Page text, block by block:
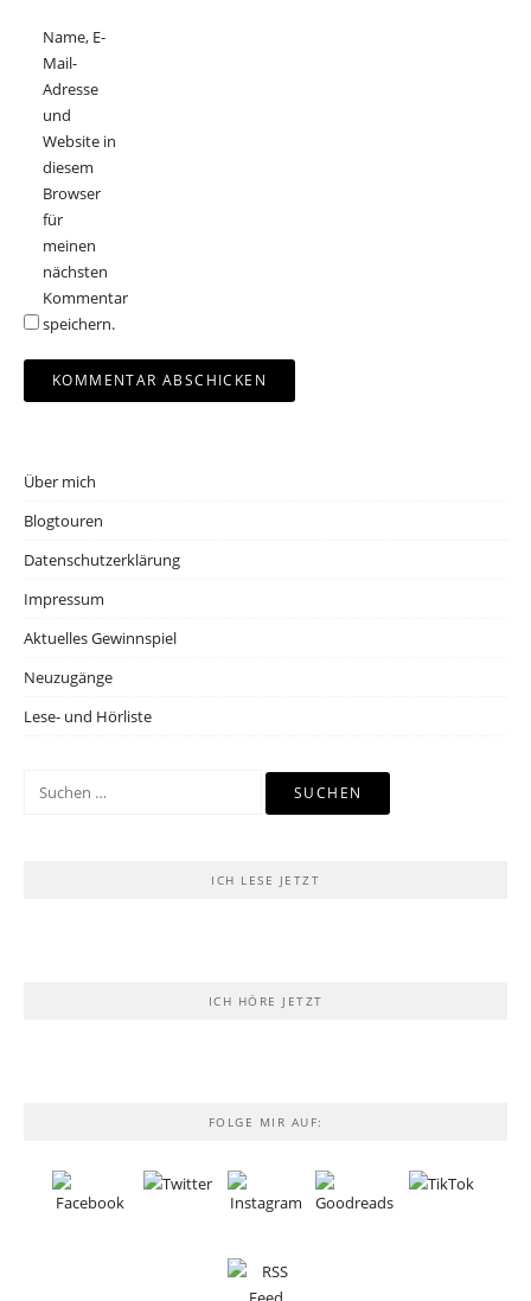
Name, E-
Mail-
Adresse
und
Website in
diesem
Browser
für
meinen
nächsten
Kommentar
speichern.
Über mich
Blogtouren
Datenschutzerklärung
Impressum
Aktuelles Gewinnspiel
Neuzugänge
Lese- und Hörliste
Suchen
ICH LESE JETZT
ICH HÖRE JETZT
FOLGE MIR AUF: